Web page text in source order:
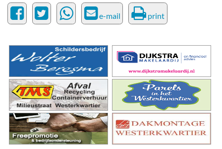
e-mail print